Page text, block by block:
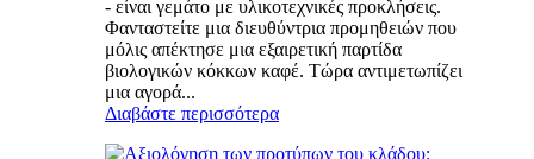
- είναι γεμάτο με υλικοτεχνικές προκλήσεις.
Φανταστείτε μια διευθύντρια προμηθειών που
μόλις απέκτησε μια εξαιρετική παρτίδα
βιολογικών κόκκων καφέ. Τώρα αντιμετωπίζει
μια αγορά...
Διαβάστε περισσότερα